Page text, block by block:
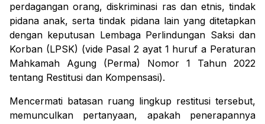
perdagangan orang, diskriminasi ras dan etnis, tindak
pidana anak, serta tindak pidana lain yang ditetapkan
dengan keputusan Lembaga Perlindungan Saksi dan
Korban (LPSK) (vide Pasal 2 ayat 1 huruf a Peraturan
Mahkamah Agung (Perma) Nomor 1 Tahun 2022
tentang Restitusi dan Kompensasi).
Mencermati batasan ruang lingkup restitusi tersebut,
memunculkan pertanyaan, apakah penerapannya